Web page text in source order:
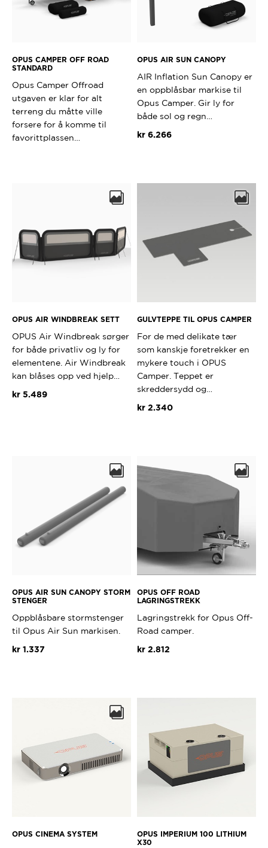
OPUS CAMPER OFF ROAD
STANDARD
Opus Camper Offroad
utgaven er klar for alt
terreng du måtte ville
forsere for å komme til
favorittplassen…
OPUS AIR SUN CANOPY
AIR Inflation Sun Canopy er
en oppblåsbar markise til
Opus Camper. Gir ly for
både sol og regn…
kr 6.266
OPUS AIR WINDBREAK SETT
OPUS Air Windbreak sørger
for både privatliv og ly for
elementene. Air Windbreak
kan blåses opp ved hjelp…
kr5.489
GULVTEPPE TIL OPUS CAMPER
For de med delikate tær
som kanskje foretrekker en
mykere touch i OPUS
Camper. Teppet er
skreddersydd og…
kr 2.340
OPUS AIR SUN CANOPY STORM
STENGER
Oppblåsbare stormstenger
til Opus Air Sun markisen.
kr1.337
OPUS OFF ROAD
LAGRINGSTREKK
Lagringstrekk for Opus Off-
Road camper.
kr 2.812
OPUS CINEMA SYSTEM
OPUS IMPERIUM 100 LITHIUM
X30